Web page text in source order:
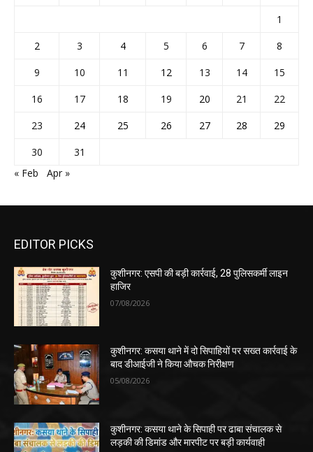
1
2
3 4 5 6 7
8
9
10 11 12 13 14
15
16
17 18 19 20 21
22
23
24 25 26 27 28
29
30
31
« Feb
Apr »
EDITOR PICKS
कुशीनगर: एसपी की बड़ी कार्रवाई, 28 पुलिसकर्मी लाइन
हाजिर
07/08/2026
कुशीनगर: कसया थाने में दो सिपाहियों पर सख्त कार्रवाई के
बाद डीआईजी ने किया औचक निरीक्षण
05/08/2026
कुशीनगर: कसया थाने के सिपाही पर ढाबा संचालक से
लड़की की डिमांड और मारपीट पर बड़ी कार्यवाही